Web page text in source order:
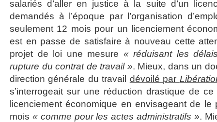
salariés d’aller en justice à la suite d’un
demandés à l’époque par l’organisation
seulement 12 mois pour un licenciement
est en passe de satisfaire à nouveau cette
projet de loi une mesure « réduisant les
rupture du contrat de travail ». Mieux, dans un
direction générale du travail dévoilé par
s’interrogeait sur une réduction drastique de
licenciement économique en envisageant de
mois « comme pour les actes administratifs ».